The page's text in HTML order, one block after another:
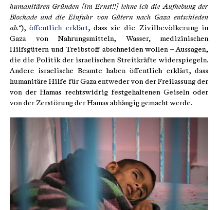
humanitären Gründen [im Ernst!!] lehne ich die Aufhebung der
Blockade und die Einfuhr von Gütern nach Gaza entschieden
ab.“),öffentlich erklärt, dass sie die Zivilbevölkerung in
Gaza von Nahrungsmitteln, Wasser, medizinischen
Hilfsgütern und Treibstoff abschneiden wollen – Aussagen,
die die Politik der israelischen Streitkräfte widerspiegeln.
Andere israelische Beamte haben öffentlich erklärt, dass
humanitäre Hilfe für Gaza entweder von der Freilassung der
von der Hamas rechtswidrig festgehaltenen Geiseln oder
von der Zerstörung der Hamas abhängig gemacht werde.